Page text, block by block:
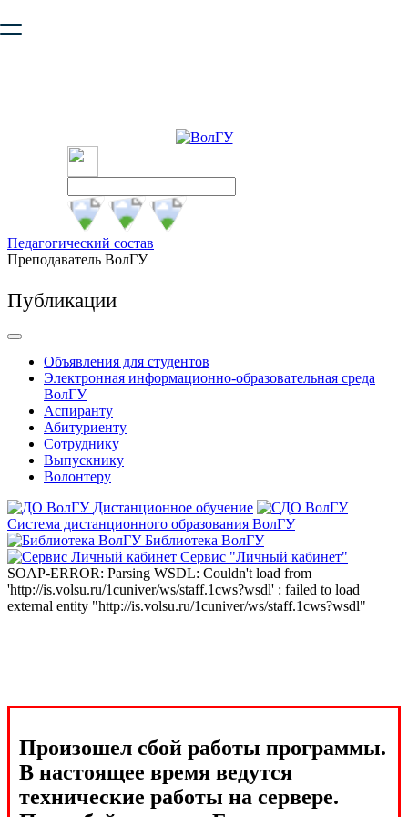
безопасную работу с сайтом. Пожалуйста
Педагогический состав
Преподаватель ВолГУ
Публикации
Объявления для студентов
Электронная информационно-образовательная среда
ВолГУ
Аспиранту
Абитуриенту
Сотруднику
Выпускнику
Волонтеру
Дистанционное обучение
Система дистанционного образования ВолГУ
Библиотека ВолГУ
Сервис "Личный кабинет"
SOAP-ERROR: Parsing WSDL: Couldn't load from
'http://is.volsu.ru/1cuniver/ws/staff.1cws?wsdl' : failed to load
external entity "http://is.volsu.ru/1cuniver/ws/staff.1cws?wsdl"
Произошел сбой работы программы.
В настоящее время ведутся
технические работы на сервере.